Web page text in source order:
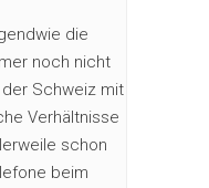
die
noch nicht
Schweiz mit
Verhältnisse
schon
beim